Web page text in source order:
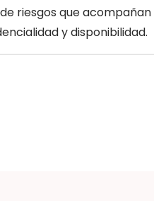
riesgos que acompañan
y disponibilidad.